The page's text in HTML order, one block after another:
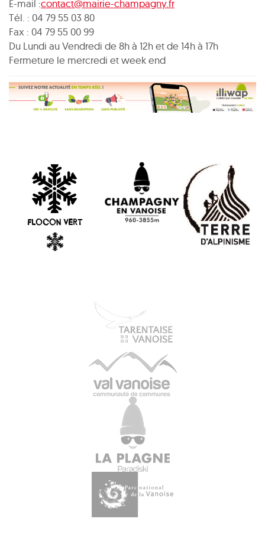
E-mail :contact@mairie-champagny.fr
Tél. : 04 79 55 03 80
Fax : 04 79 55 00 99
Du Lundi au Vendredi de 8h à 12h et de 14h à 17h
Fermeture le mercredi et week end